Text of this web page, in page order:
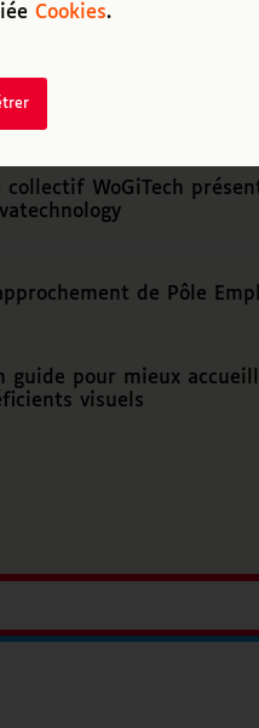
Cookies.
collectif WoGiTech
de Pôle
guide pour mieux
visuels